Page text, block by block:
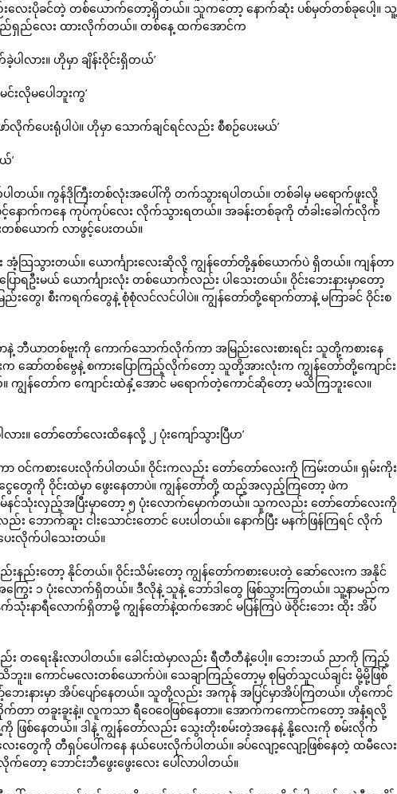
းလေးပိုခင်တဲ့ တစ်ယောက်တော့ရှိတယ်။ သူကတော့ နောက်ဆုံး ပစ်မှတ်တစ်ခုပေါ့။ သူ့
ည်ရှည်လေး ထားလိုက်တယ်။ တစ်နေ့ ထက်အောင်က
ါလား။ ဟိုမှာ ချိန်းဝိုင်းရှိတယ်’
းလိုမပေါဘူးကွ’
လိုက်ပေးရုံပါပဲ။ ဟိုမှာ သောက်ချင်ရင်လည်း စီစဉ်ပေးမယ်’
’
တယ်။ ကွန်ဒိုကြီးတစ်လုံးအပေါ်ကို တက်သွားရပါတယ်။ တစ်ခါမှ မရောက်ဖူးလို့
င့်နောက်ကနေ ကုပ်ကုပ်လေး လိုက်သွားရတယ်။ အခန်းတစ်ခုကို တံခါးခေါက်လိုက်
စ်ယောက် လာဖွင့်ပေးတယ်။
သြသွားတယ်။ ယောင်္ကျားလေးဆိုလို့ ကျွန်တော်တို့နှစ်ယောက်ပဲ ရှိတယ်။ ကျန်တာ
ာရဦးမယ် ယောင်္ကျားလုံး တစ်ယောက်လည်း ပါသေးတယ်။ ဝိုင်းဘေးနားမှာတော့
ည်းတွေ၊ စီးကရက်တွေနဲ့ စုံစုံလင်လင်ပါပဲ။ ကျွန်တော်တို့ရောက်တာနဲ့ မကြာခင် ဝိုင်းစ
ာနဲ့ ဘီယာတစ်ဗူးကို ကောက်သောက်လိုက်ကာ အမြည်းလေးစားရင်း သူတို့ကစားနေ
ဆော်တစ်ဗွေနဲ့ စကားပြောကြည့်လိုက်တော့ သူတို့အားလုံးက ကျွန်တော်တို့ကျောင်း
တော်က ကျောင်းထဲနှံ့အောင် မရောက်တဲ့ကောင်ဆိုတော့ မသိကြဘူးလေ။
ား။ တော်တော်လေးထိနေလို့ ၂ ပုံးကျော်သွားပြီဟ’
ာ ဝင်ကစားပေးလိုက်ပါတယ်။ ဝိုင်းကလည်း တော်တော်လေးကို ကြမ်းတယ်။ ရှမ်းကိုး
ေတွေကို ဝိုင်းထဲမှာ ဖွေးနေတာပဲ။ ကျွန်တော်တို့ ထည့်အလှည့်ကြတော့ ဖဲက
နင်သုံးလှည့်အပြီးမှာတော့ ၅ ပုံးလောက်မှောက်တယ်။ သူကလည်း တော်တော်လေးကို
း ဘောက်ဆူး ငါးသောင်းတောင် ပေးပါတယ်။ နောက်ပြီး မနက်ဖြန်ကြရင် လိုက်
းလိုက်ပါသေးတယ်။
ည်းတော့ နိုင်တယ်။ ဝိုင်းသိမ်းတော့ ကျွန်တော်ကစားပေးတဲ့ ဆော်လေးက အနိုင်
အကြွေး ၁ ပုံးလောက်ရှိတယ်။ ဒီလိုနဲ့ သူနဲ့ ဘော်ဒါတွေ ဖြစ်သွားကြတယ်။ သူ့နာမည်က
က်သုံးနာရီလောက်ရှိတာမို့ ကျွန်တော်နဲ့ထက်အောင် မပြန်ကြပဲ ဖဲဝိုင်းဘေး ထိုး အိပ်
ည်း တရေးနိုးလာပါတယ်။ ခေါင်းထဲမှာလည်း ရီတီတီနဲ့ပေါ့။ ဘေးဘယ် ညာကို ကြည့်
။ ကောင်မလေးတစ်ယောက်ပဲ။ သေချာကြည့်တော့မှ စုမြတ်သူငယ်ချင်း မို့မို့ဖြစ်
ေးနားမှာ အိပ်ပျော်နေတယ်။ သူတို့လည်း အကုန် အပြင်မှာအိပ်ကြတယ်။ ဟိုကောင်
တခူးခူးနဲ့။ လူကသာ ရီဝေဝေဖြစ်နေတာ။ အောက်ကကောင်ကတော့ အနံ့ရလို့
ဖြစ်နေတယ်။ ဒါနဲ့ ကျွန်တော်လည်း သွေးတိုးစမ်းတဲ့အနေနဲ့ နို့လေးကို စမ်းလိုက်
းတွေကို တီရှပ်ပေါ်ကနေ နယ်ပေးလိုက်ပါတယ်။ ခပ်လျော့လျော့ဖြစ်နေတဲ့ ထမီလေး
တော့ ဘောင်းဘီဖွေးဖွေးလေး ပေါ်လာပါတယ်။